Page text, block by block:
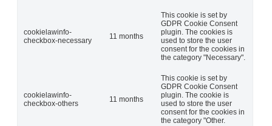
cookielawinfo-
checkbox-necessary
11 months
This cookie is set by
GDPR Cookie Consent
plugin. The cookies is
used to store the user
consent for the cookies in
the category "Necessary".
cookielawinfo-
checkbox-others
11 months
This cookie is set by
GDPR Cookie Consent
plugin. The cookie is
used to store the user
consent for the cookies in
the category "Other.